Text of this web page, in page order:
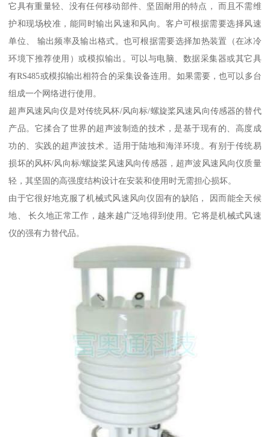
它具有重量轻、没有任何移动部件、坚固耐用的特点， 而且不需维
护和现场校准，能同时输出风速和风向。客户可根据需要选择风速
单位、 输出频率及输出格式。也可根据需要选择加热装置（在冰冷
环境下推荐使用）或模拟输出。可以与电脑、数据采集器或其它具
有RS485或模拟输出相符合的采集设备连用。如果需要，也可以多台
组成一个网络进行使用。
超声风速风向仪是对传统风杯/风向标/螺旋桨风速风向传感器的替代
产品。它揉合了世界的超声波制造的技术，是基于现有的、高度成
功的、实践的超声波技术。适用于陆地和海洋环境。有别于传统易
损坏的风杯/风向标/螺旋桨风速风向传感器，超声波风速风向仪质量
轻，其坚固的高强度结构设计在安装和使用时无需担心损坏。
由于它很好地克服了机械式风速风向仪固有的缺陷， 因而能全天候
地、 长久地正常工作，越来越广泛地得到使用。它将是机械式风速
仪的强有力替代品。